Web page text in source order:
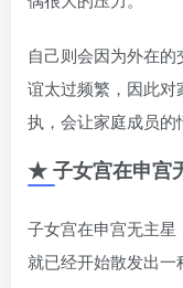
自己则会因为外在
谊太过频繁，因此
执，会让家庭成员的
★ 子女宫在申宫
子女宫在申宫无主
就已经开始散发出一